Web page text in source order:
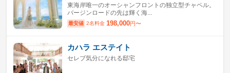
東海岸唯一のオーシャンフロントの独立型チャペル。
バージンロードの先は輝く海...
最安値 2名料金 198,000円〜
カハラ エステイト
セレブ気分になれる邸宅